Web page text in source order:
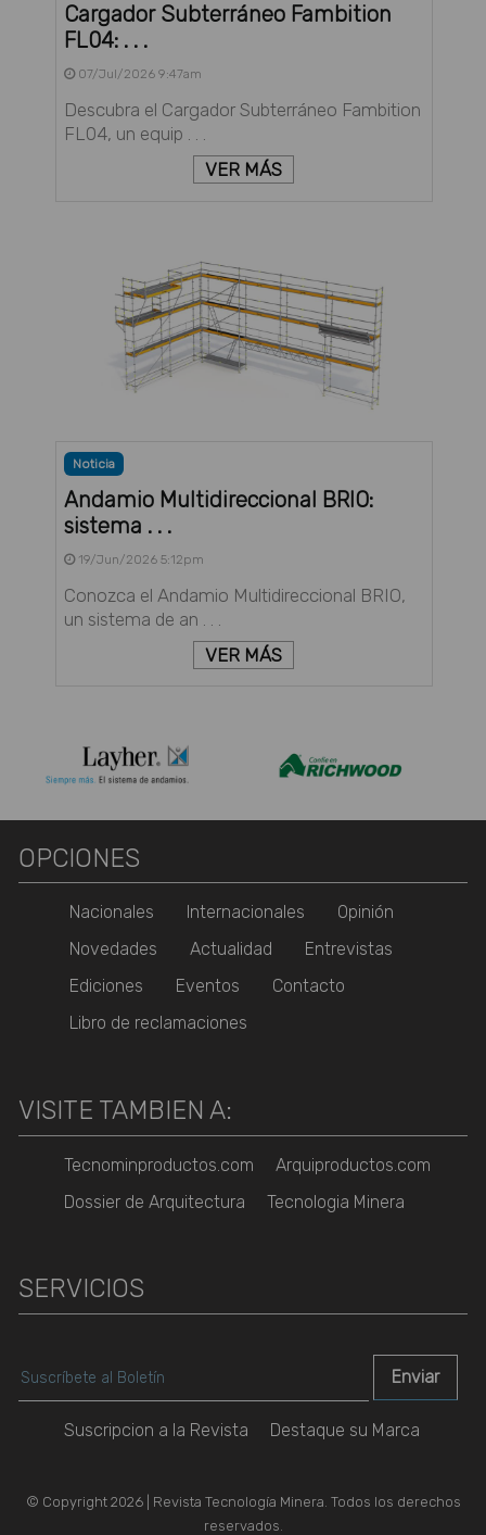
Cargador Subterráneo Fambition
FL04: . . .
07/Jul/2026 9:47am
Descubra el Cargador Subterráneo Fambition
FL04, un equip . . .
VER MÁS
Noticia
Andamio Multidireccional BRIO:
sistema . . .
19/Jun/2026 5:12pm
Conozca el Andamio Multidireccional BRIO,
un sistema de an . . .
VER MÁS
OPCIONES
Nacionales Internacionales
Opinión
Novedades
Actualidad
Entrevistas
Ediciones
Eventos
Contacto
Libro de reclamaciones
VISITE TAMBIEN A:
Tecnominproductos.com
Arquiproductos.com
Dossier de Arquitectura
Tecnologia Minera
SERVICIOS
Suscripcion a la Revista Destaque su Marca
© Copyright 2026 | Revista Tecnología Minera. Todos los derechos
reservados.